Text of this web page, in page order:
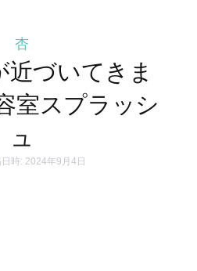
杏
づいてきま
室スプラッシ
ュ
時: 2024年9月4日